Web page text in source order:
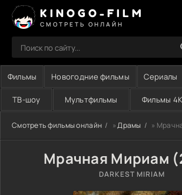
KINOGO-FILM
СМОТРЕТЬ ОНЛАЙН
Фильмы Новогодние фильмы Сериалы
ТВ-шоу Мультфильмы Фильмы 4K
Смотреть фильмы онлайн »Драмы »
Мрачная Мириам
DARKEST MIRIAM